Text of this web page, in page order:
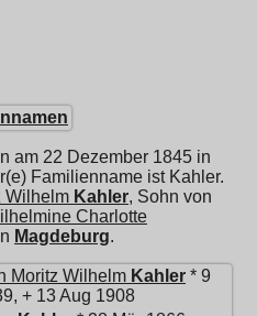
am 22 Dezember 1845 in
Familienname ist Kahler.
Wilhelm Kahler, Sohn von
Charlotte
Magdeburg.
Moritz Wilhelm Kahler * 9
+ 13 Aug 1908